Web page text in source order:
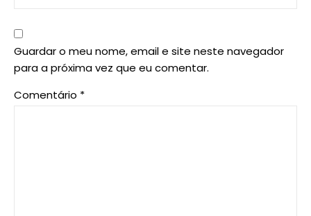
Guardar o meu nome, email e site neste navegador
para a próxima vez que eu comentar.
Comentário *